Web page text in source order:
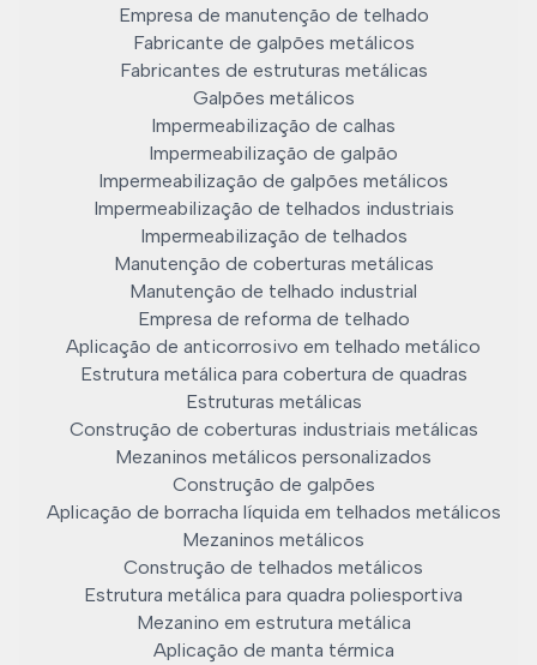
Empresa de manutenção de telhado
Fabricante de galpões metálicos
Fabricantes de estruturas metálicas
Galpões metálicos
Impermeabilização de calhas
Impermeabilização de galpão
Impermeabilização de galpões metálicos
Impermeabilização de telhados industriais
Impermeabilização de telhados
Manutenção de coberturas metálicas
Manutenção de telhado industrial
Empresa de reforma de telhado
Aplicação de anticorrosivo em telhado metálico
Estrutura metálica para cobertura de quadras
Estruturas metálicas
Construção de coberturas industriais metálicas
Mezaninos metálicos personalizados
Construção de galpões
Aplicação de borracha líquida em telhados metálicos
Mezaninos metálicos
Construção de telhados metálicos
Estrutura metálica para quadra poliesportiva
Mezanino em estrutura metálica
Aplicação de manta térmica